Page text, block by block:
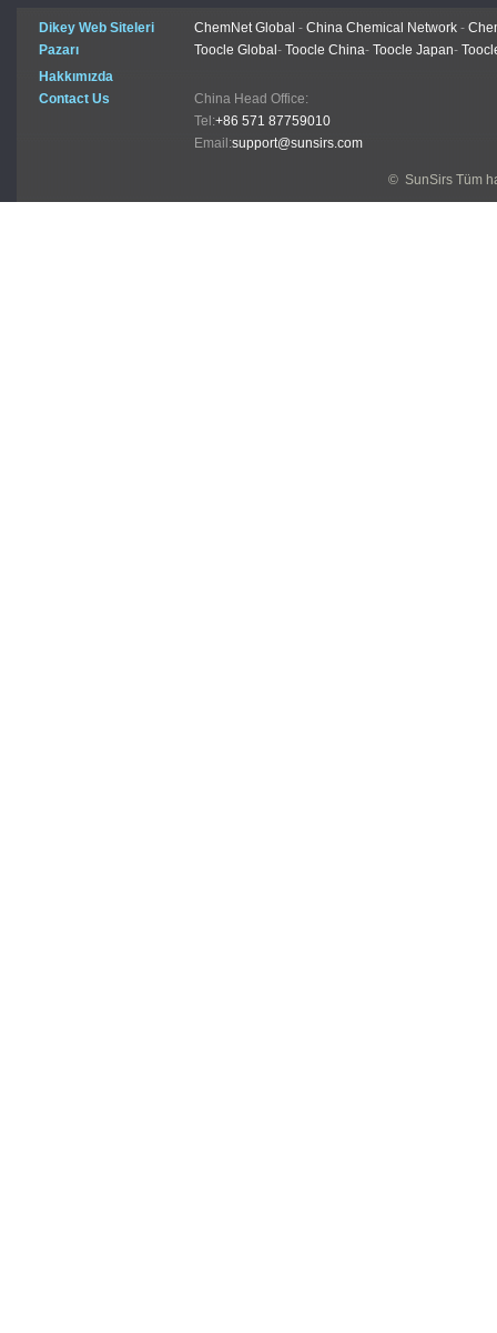
Dikey Web Siteleri ChemNet Global - China Chemical Network -
Pazarı
Toocle Global - Toocle China- Toocle Japan-
Hakkımızda
Contact Us
China Head Office:
Tel:+86 571 87759010
Email:support@sunsirs.com
© SunSirs Tüm